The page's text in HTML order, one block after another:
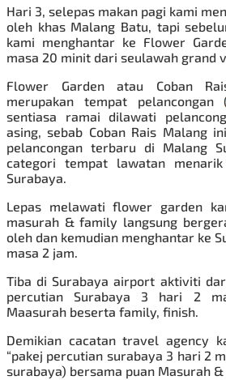
Hari 3, selepas makan pagi kami
oleh khas Malang Batu, tapi
kami menghantar ke Flower
masa 20 minit dari seulawah grand
Flower Garden atau Coban
merupakan tempat pelancongan
sentiasa ramai dilawati
asing, sebab Coban Rais Malang
pelancongan terbaru di Malang
categori tempat lawatan
Surabaya.
Lepas melawati flower garden
masurah & family langsung
oleh dan kemudian menghantar ke
masa 2 jam.
Tiba di Surabaya airport aktiviti
percutian Surabaya
3 hari 2
Maasurah beserta family, finish.
Demikian cacatan travel agency
“pakej percutian surabaya 3 hari 2
surabaya) bersama puan Masurah &